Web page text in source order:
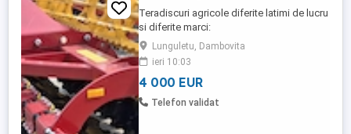
Teradiscuri agricole diferite latimi de lucru
si diferite marci:
Strumyk,EuroMasz,Janpol
Lunguletu, Dambovita
ieri 10:03
4 000 EUR
Telefon validat